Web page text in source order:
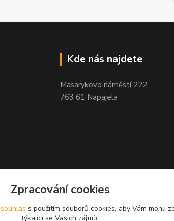
Kde nás najdete
Masarykovo náměstí 222
763 61 Napajela
Zpracování cookies
souhlas s použitím souborů cookies, aby Vám mohli
týkající se Vašich zájmů.